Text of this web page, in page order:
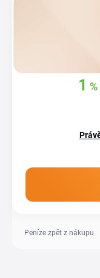
1 %z
Peníze zpět z nákupu